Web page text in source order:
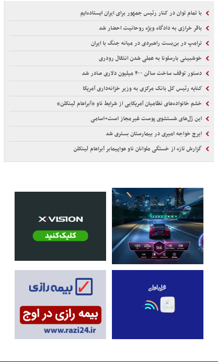
با تمام توان در کنار رئیس جمهور برای ایران ایستاده‌ایم
باقر خرازی به دادگاه ویژه روحانیت احضار شد
ترامپ در بن‌بست راهبردی در میانه جنگ با ایران
خوشبینی بارسلونا به عملی شدن انتقال رودری
دستور توقف ساخت سالن ۴۰۰ میلیون دلاری صادر شد
کنایه رئیس کل بانک مرکزی به وزیر خزانه‌داری آمریکا
خشم خانواده‌های نظامیان آمریکایی از شرایط ناو «آبراهام لینکلن»
این ژل‌های شستشوی پوست غیرمجاز است+اسامی
ایرج خواجه امیری در بیمارستان بستری شد
گزارش تازه از خستگی ملوانان ناو هواپیمابر آبراهام لینکلن